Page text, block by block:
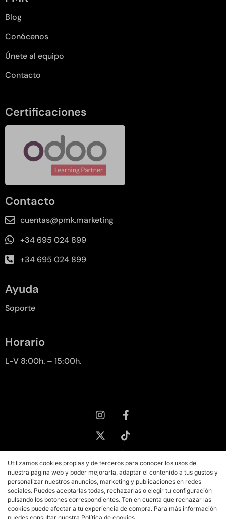
Blog
Conócenos
Únete al equipo
Contacto
Certificaciones
Contacto
cuentas@pmk.marketing
+34 695 024 899
+34 695 024 899
Ayuda
Soporte
Horario
L-V 8:00h. – 15:00h.
Utilizamos cookies propias y de terceros para conocer los usos de
nuestra página web y poder mejorarla, adaptar el contenido a tus gustos y
personalizar nuestros anuncios, marketing y publicaciones en redes
sociales. Puedes aceptarlas todas, rechazarlas o elegir tu configuración
pulsando los botones correspondientes. Ten en cuenta que rechazar las
cookies puede afectar a tu experiencia de compra. Para más información